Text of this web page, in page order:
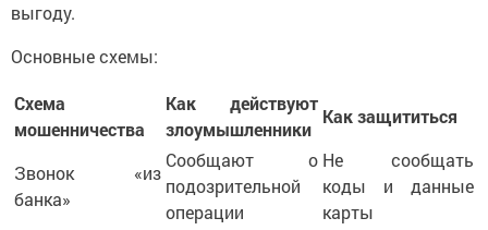
выгоду.
Основные схемы:
Схема
мошенничества
Как действуют
злоумышленники
Как защититься
Звонок «из
банка»
Сообщают о
подозрительной
операции
Не сообщать
коды и данные
карты